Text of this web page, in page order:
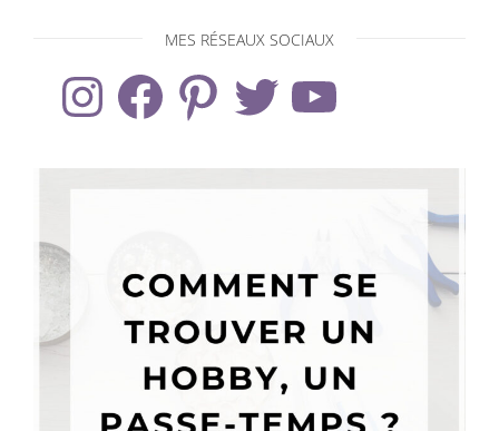
MES RÉSEAUX SOCIAUX
InstagramFacebook Pinterest Twitter